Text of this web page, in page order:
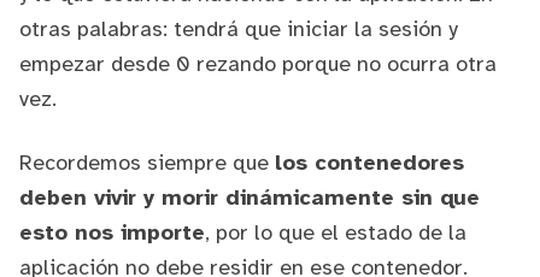
otras palabras: tendrá que iniciar la sesión y
empezar desde 0 rezando porque no ocurra otra
vez.
Recordemos siempre que los contenedores
deben vivir y morir dinámicamente sin que
esto nos importe, por lo que el estado de la
aplicación no debe residir en ese contenedor.